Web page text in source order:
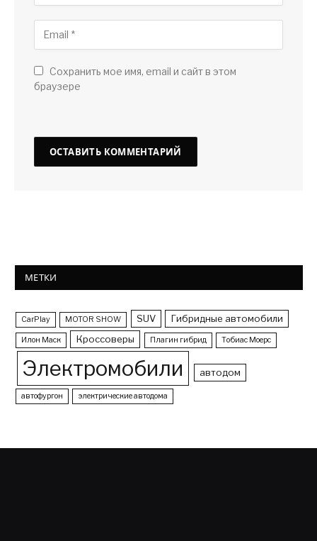
Сохранить мое имя, email и сайт в этом
браузере
МЕТКИ
CarPlay MOTOR SHOW SUV Гибридные автомобили
Илон Маск Кроссоверы Плагин гибрид Тобиас Моерс
Электромобили автодом
автофургон электрические автодома